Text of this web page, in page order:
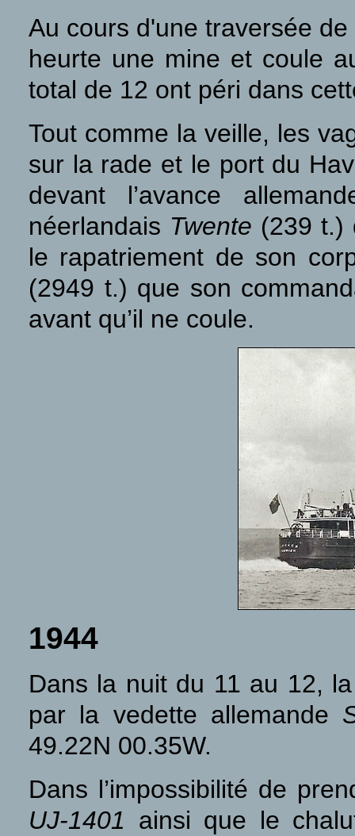
Au cours d'une traversée
heurte une mine et coule
total de 12 ont péri dans
Tout comme la veille, les
sur la rade et le port du
devant l’avance
néerlandais Twente (239 t.)
le rapatriement de son
(2949 t.) que son
avant qu’il ne coule.
1944
Dans la nuit du 11 au 12,
par la vedette allemande
49.22N 00.35W.
Dans l’impossibilité de
UJ-1401 ainsi que le